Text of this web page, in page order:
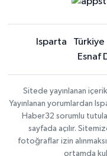
Isparta Türkiye
Esnaf
Sitede yayınlanan
Yayınlanan yorumlardan
Haber32 sorumlu
sayfada açılır.
fotoğraflar izin
ortamda